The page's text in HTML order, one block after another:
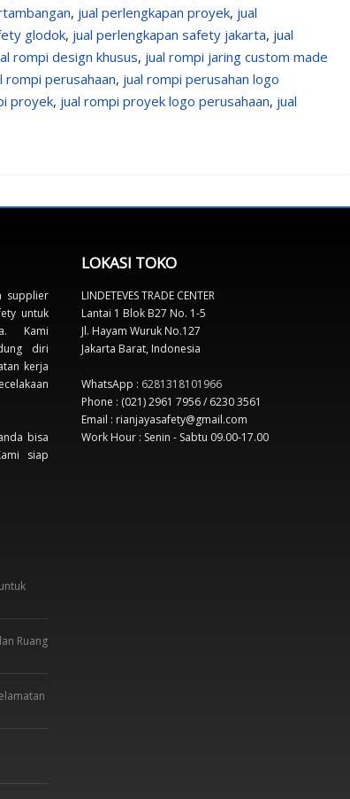
, jual perlengkapan proyek, jual
glodok, jual perlengkapan safety jakarta, jual
rompi design khusus, jual rompi jaring custom made
rompi perusahaan, jual rompi perusahan logo
proyek, jual rompi proyek logo perusahaan, jual
supplier
untuk
Kami
diri
kerja
bisa
siap
Ruang
LOKASI TOKO
LINDETEVES TRADE CENTER
Lantai 1 Blok B27 No. 1-5
Jl. Hayam Wuruk No.127
Jakarta Barat, Indonesia
WhatsApp : 6281318101966
Phone : (021) 2961 7956 / 6230 3561
Email : rianjayasafety@gmail.com
Work Hour : Senin - Sabtu 09.00-17.00